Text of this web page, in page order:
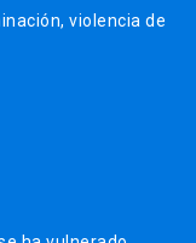
violencia de